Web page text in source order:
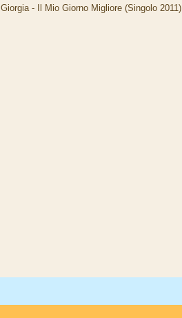
Giorgia - Il Mio Giorno Migliore (Singolo 2011)